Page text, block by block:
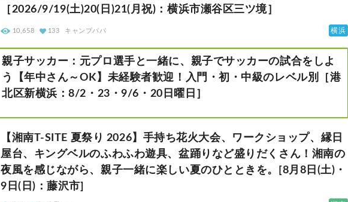
［2026/9/19(土)20(日)21(月祝)：横浜市瀬谷区三ツ境］
10,658 133 キャンプパパ 横浜
親子サッカー：元プロ選手と一緒に、親子でサッカーの試合をしよ
う【年中さん～OK】未経験者歓迎！入門・初・中級のレベル別［港
北区新横浜：8/2・23・9/6・20日曜日］
【湘南T-SITE 夏祭り 2026】手持ち花火大会、ワークショップ、縁日
屋台、キングベルのふわふわ遊具、盆踊りなど盛りだくさん！湘南の
夜風を感じながら、親子一緒に楽しい夏のひとときを。[8月8日(土)・
9日(日)：藤沢市]